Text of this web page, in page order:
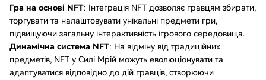
Гра на основі NFT: Інтеграція NFT дозволяє гравцям збирати,
торгувати та налаштовувати унікальні предмети гри,
підвищуючи загальну інтерактивність ігрового середовища.
Динамічна система NFT: На відміну від традиційних
предметів, NFT у Силі Мрій можуть еволюціонувати та
адаптуватися відповідно до дій гравців, створюючи